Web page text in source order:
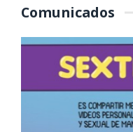
Comunicados